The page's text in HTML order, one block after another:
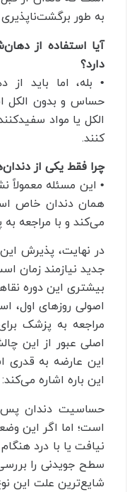
به طور
آیا استفاده از
دارد؟
• بله، اما باید
حساس و بدون الکل
الکل یا مواد
کنند.
چرا فقط یکی از
• این مسئله معمولاً
همان دندان خاص
می‌کند و با مراجعه
در نهایت، پذیرش
جدید نیازمند زمان
بیشتری این دوره
اصولی روزهای اول،
مراجعه به پزشک
اصلی عبور از این
این عارضه به قدری
این باره اشاره می‌کند:
حساسیت دندان پس
است؛ اما اگر این
نیافت یا با درد
سطح جویدنی را بررسی
شایع‌ترین علت این